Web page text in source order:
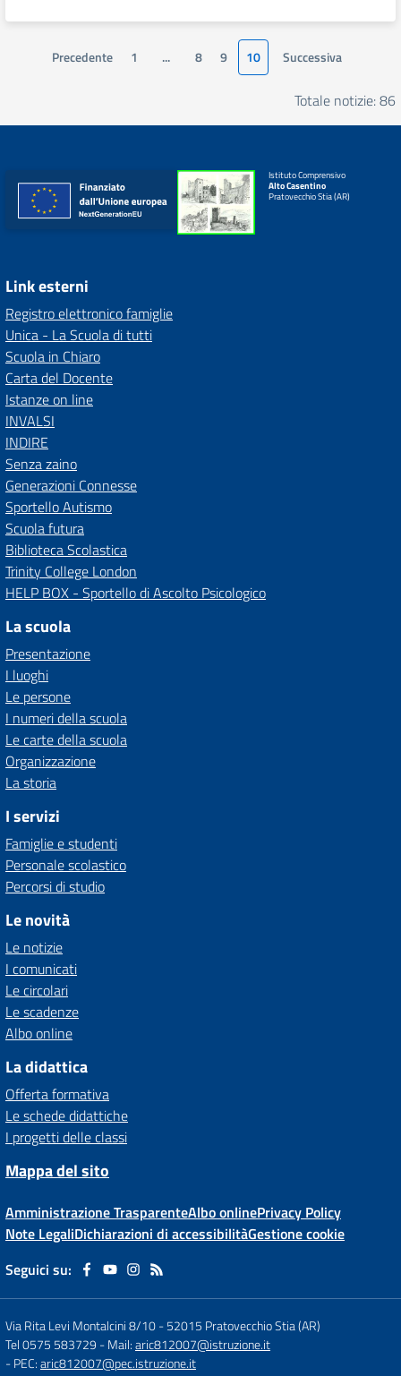
Precedente 1 ... 8 9 10 Successiva
Totale notizie: 86
Istituto Comprensivo
Alto Casentino
Pratovecchio Stia (AR)
Link esterni
Registro elettronico famiglie
Unica - La Scuola di tutti
Scuola in Chiaro
Carta del Docente
Istanze on line
INVALSI
INDIRE
Senza zaino
Generazioni Connesse
Sportello Autismo
Scuola futura
Biblioteca Scolastica
Trinity College London
HELP BOX - Sportello di Ascolto Psicologico
La scuola
Presentazione
I luoghi
Le persone
I numeri della scuola
Le carte della scuola
Organizzazione
La storia
I servizi
Famiglie e studenti
Personale scolastico
Percorsi di studio
Le novità
Le notizie
I comunicati
Le circolari
Le scadenze
Albo online
La didattica
Offerta formativa
Le schede didattiche
I progetti delle classi
Mappa del sito
Amministrazione TrasparenteAlbo onlinePrivacy Policy
Note LegaliDichiarazioni di accessibilitàGestione cookie
Seguici su:
Via Rita Levi Montalcini 8/10-52015 Pratovecchio Stia (AR)
Tel 0575 583729 - Mail:aric812007@istruzione.it
- PEC:aric812007@pec.istruzione.it